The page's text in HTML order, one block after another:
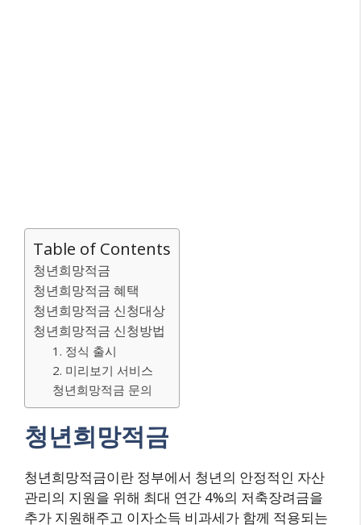
Table of Contents
청년희망적금
청년희망적금 혜택
청년희망적금 신청대상
청년희망적금 신청방법
1. 정식 출시
2. 미리보기 서비스
청년희망적금 문의
청년희망적금
청년희망적금이란 정부에서 청년의 안정적인 자산
관리의 지원을 위해 최대 연간 4%의 저축장려금을
추가 지원해주고 이자소득 비과세가 함께 적용되는